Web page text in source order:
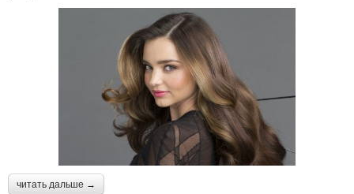
читать дальше →